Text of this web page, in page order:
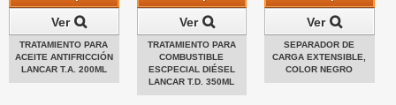
Ver
TRATAMIENTO PARA
ACEITE ANTIFRICCIÓN
LANCAR T.A. 200ML
Ver
TRATAMIENTO PARA
COMBUSTIBLE
ESCPECIAL DIÉSEL
LANCAR T.D. 350ML
Ver
SEPARADOR DE
CARGA EXTENSIBLE,
COLOR NEGRO